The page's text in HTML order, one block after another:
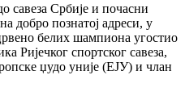
савеза Србије и почасни
добро познатој адреси, у
белих шампиона угостио
Ријечког спортског савеза,
џудо уније (ЕЈУ) и члан